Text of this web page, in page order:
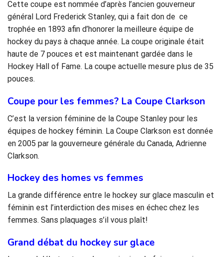
Cette coupe est nommée d’après l’ancien gouverneur
général Lord Frederick Stanley, qui a fait don de ce
trophée en 1893 afin d’honorer la meilleure équipe de
hockey du pays à chaque année. La coupe originale était
haute de 7 pouces et est maintenant gardée dans le
Hockey Hall of Fame. La coupe actuelle mesure plus de 35
pouces.
Coupe pour les femmes? La Coupe Clarkson
C’est la version féminine de la Coupe Stanley pour les
équipes de hockey féminin. La Coupe Clarkson est donnée
en 2005 par la gouverneure générale du Canada, Adrienne
Clarkson.
Hockey des homes vs femmes
La grande différence entre le hockey sur glace masculin et
féminin est l’interdiction des mises en échec chez les
femmes. Sans plaquages s’il vous plaît!
Grand débat du hockey sur glace